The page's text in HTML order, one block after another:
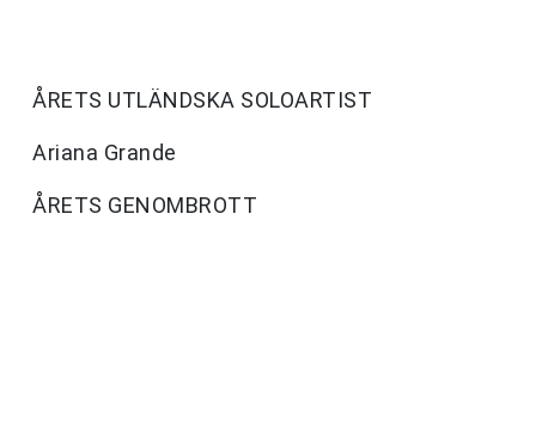
ÅRETS UTLÄNDSKA SOLOARTIST
Ariana Grande
ÅRETS GENOMBROTT